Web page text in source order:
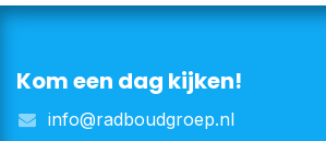
Kom een dag kijken!
info@radboudgroep.nl